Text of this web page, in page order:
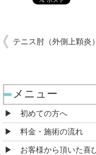
テニス肘（外側上顆炎
メニュー
初めての方へ
料金・施術の流れ
お客様から頂いた喜